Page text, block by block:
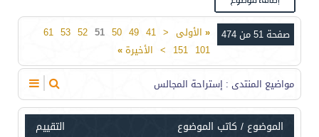
صفحة 51 من 474 « الأولى <
41
49
50
51
52
53
61
101
151
> الأخيرة»
مواضيع المنتدى : إستراحة المجالس
التقييم الموضوع / كاتب الموضوع